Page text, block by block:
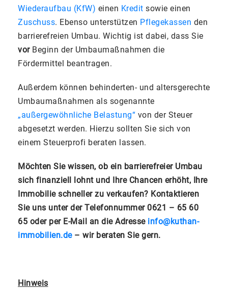
Wiederaufbau (KfW) einen Kredit sowie einen
Zuschuss. Ebenso unterstützen Pflegekassen den
barrierefreien Umbau. Wichtig ist dabei, dass Sie
vorBeginn der Umbaumaßnahmen die
Fördermittel beantragen.
Außerdem können behinderten- und altersgerechte
Umbaumaßnahmen als sogenannte
„außergewöhnliche Belastung“ von der Steuer
abgesetzt werden. Hierzu sollten Sie sich von
einem Steuerprofi beraten lassen.
Möchten Sie wissen, ob ein barrierefreier Umbau
sich finanziell lohnt und Ihre Chancen erhöht, Ihre
Immobilie schneller zu verkaufen? Kontaktieren
Sie uns unter der Telefonnummer 0621 – 65 60
65 oder per E-Mail an die Adresse info@kuthan-
immobilien.de– wir beraten Sie gern.
Hinweis